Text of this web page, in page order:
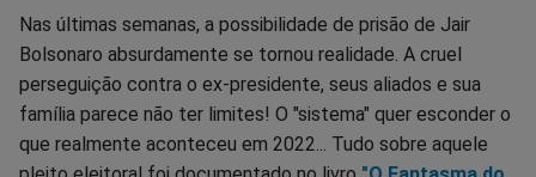
Nas últimas semanas, a possibilidade de prisão de Jair
Bolsonaro absurdamente se tornou realidade. A cruel
perseguição contra o ex-presidente, seus aliados e sua
família parece não ter limites! O "sistema" quer esconder o
que realmente aconteceu em 2022... Tudo sobre aquele